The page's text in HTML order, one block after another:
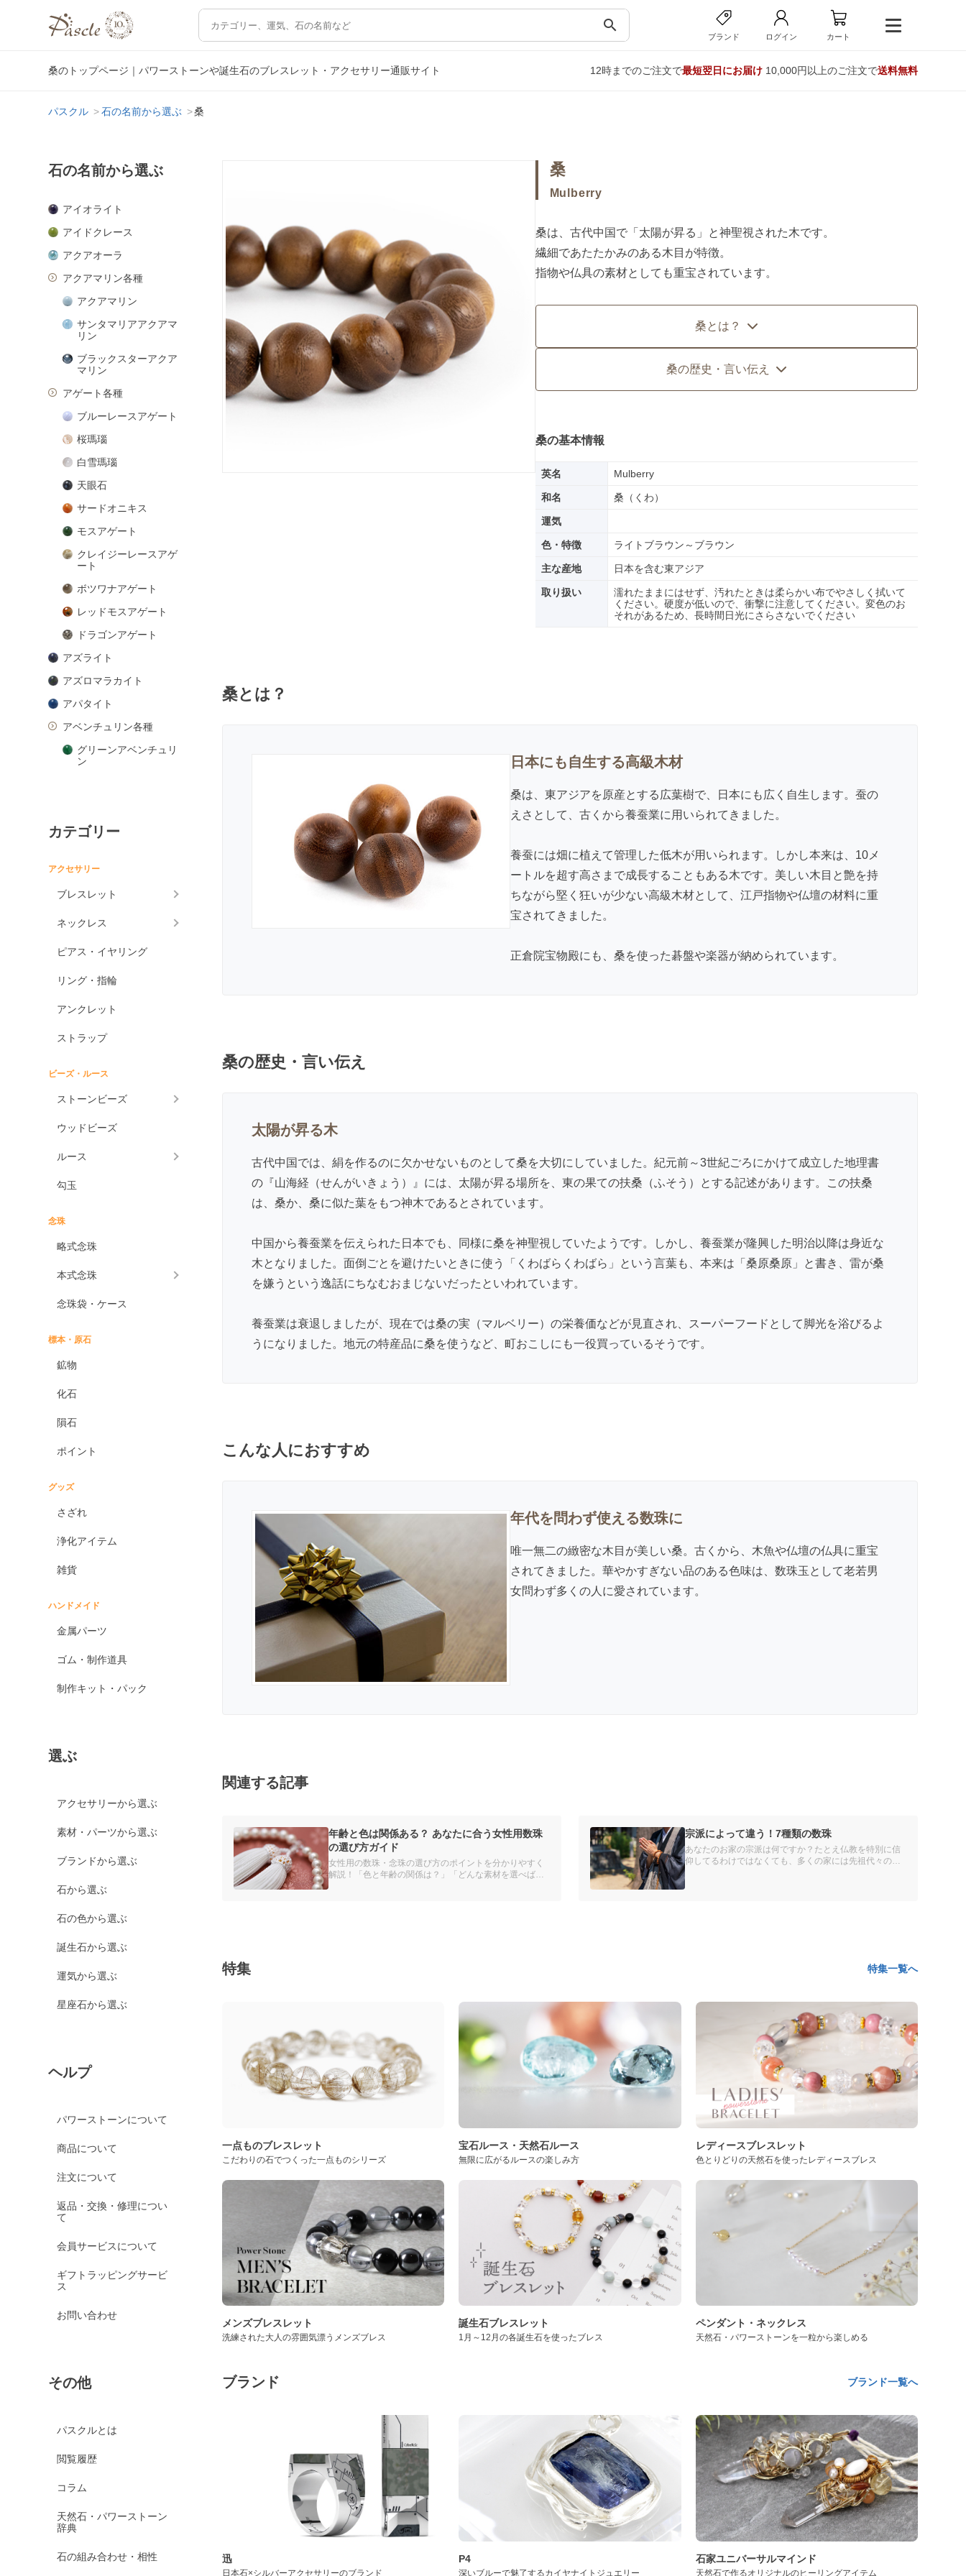
search
ブランド ログイン カート
桑のトップページ｜パワーストーンや誕生石のブレスレット・アクセサリー通販サイト 12時までのご注文で最短翌日にお届け10,000円以上のご注文で送料無料
パスクル 石の名前から選ぶ 桑
石の名前から選ぶ
アイオライト
アイドクレース
アクアオーラ
アクアマリン各種
アクアマリン
サンタマリアアクアマ
リン
ブラックスターアクア
マリン
アゲート各種
ブルーレースアゲート
桜瑪瑙
白雪瑪瑙
天眼石
サードオニキス
モスアゲート
クレイジーレースアゲ
ート
ボツワナアゲート
レッドモスアゲート
ドラゴンアゲート
アズライト
アズロマラカイト
アパタイト
アベンチュリン各種
グリーンアベンチュリ
ン
オレンジアベンチュリ
アマゾナイト
アメジスト各種
グリーンアメジスト
ケープアメジスト
ル
アメトリン
アンモライト
出雲石
一位
イーグルアイ
ヴァーダイト
オニキス各種
ブラックマトリックス
ドラゴンアイ
ン
シディアン
スノーフレークオブシ
マホガニーオブシディ
ピンクカルサイト
イエローカルサイト
オレンジカルサイト
カルセドニー各種
ホワイトカルセドニー
ガーネット
オレンジガーネット
グリーンガーネット
クイーンコンクシェル
ブルークォーツァイト
クリスタル各種
クリスタル（本水晶）
フロスト水晶
カテゴリー
アクセサリー
ブレスレット
ネックレス
ピアス・イヤリング
リング・指輪
アンクレット
ストラップ
ビーズ・ルース
ストーンビーズ
ウッドビーズ
ルース
勾玉
念珠
略式念珠
本式念珠
念珠袋・ケース
標本・原石
鉱物
化石
隕石
ポイント
グッズ
さざれ
浄化アイテム
雑貨
ハンドメイド
金属パーツ
ゴム・制作道具
制作キット・パック
選ぶ
アクセサリーから選ぶ
素材・パーツから選ぶ
ブランドから選ぶ
石から選ぶ
石の色から選ぶ
誕生石から選ぶ
運気から選ぶ
星座石から選ぶ
ヘルプ
パワーストーンについて
商品について
注文について
返品・交換・修理につい
て
会員サービスについて
ギフトラッピングサービ
ス
お問い合わせ
その他
パスクルとは
閲覧履歴
コラム
天然石・パワーストーン
辞典
石の組み合わせ・相性
桑
Mulberry
桑は、古代中国で「太陽が昇る」と神聖視された木です。
繊細であたたかみのある木目が特徴。
指物や仏具の素材としても重宝されています。
桑とは？
桑の歴史・言い伝え
桑の基本情報
英名 Mulberry
和名 桑（くわ）
運気
色・特徴 ライトブラウン～ブラウン
主な産地 日本を含む東アジア
取り扱い
濡れたままにはせず、汚れたときは柔らかい布でやさしく拭いて
ください。硬度が低いので、衝撃に注意してください。変色のお
それがあるため、長時間日光にさらさないでください
桑とは？
日本にも自生する高級木材
桑は、東アジアを原産とする広葉樹で、日本にも広く自生します。蚕の
えさとして、古くから養蚕業に用いられてきました。
養蚕には畑に植えて管理した低木が用いられます。しかし本来は、10メ
ートルを超す高さまで成長することもある木です。美しい木目と艶を持
ちながら堅く狂いが少ない高級木材として、江戸指物や仏壇の材料に重
宝されてきました。
正倉院宝物殿にも、桑を使った碁盤や楽器が納められています。
桑の歴史・言い伝え
太陽が昇る木
古代中国では、絹を作るのに欠かせないものとして桑を大切にしていました。紀元前～3世紀ごろにかけて成立した地理書
の『山海経（せんがいきょう）』には、太陽が昇る場所を、東の果ての扶桑（ふそう）とする記述があります。この扶桑
は、桑か、桑に似た葉をもつ神木であるとされています。
中国から養蚕業を伝えられた日本でも、同様に桑を神聖視していたようです。しかし、養蚕業が隆興した明治以降は身近な
木となりました。面倒ごとを避けたいときに使う「くわばらくわばら」という言葉も、本来は「桑原桑原」と書き、雷が桑
を嫌うという逸話にちなむおまじないだったといわれています。
養蚕業は衰退しましたが、現在では桑の実（マルベリー）の栄養価などが見直され、スーパーフードとして脚光を浴びるよ
うになりました。地元の特産品に桑を使うなど、町おこしにも一役買っているそうです。
こんな人におすすめ
年代を問わず使える数珠に
唯一無二の緻密な木目が美しい桑。古くから、木魚や仏壇の仏具に重宝
されてきました。華やかすぎない品のある色味は、数珠玉として老若男
女問わず多くの人に愛されています。
関連する記事
年齢と色は関係ある？ あなたに合う女性用数珠
の選び方ガイド
女性用の数珠・念珠の選び方のポイントを分かりやすく
解説！「色と年齢の関係は？」「どんな素材を選べばい
宗派によって違う！7種類の数珠
あなたのお家の宗派は何ですか？たとえ仏教を特別に信
仰してるわけではなくても、多くの家には先祖代々の宗
派があります。
特集 特集一覧へ
一点ものブレスレット
こだわりの石でつくった一点ものシリーズ
宝石ルース・天然石ルース
無限に広がるルースの楽しみ方
レディースブレスレット
色とりどりの天然石を使ったレディースブレス
メンズブレスレット
洗練された大人の雰囲気漂うメンズブレス
誕生石ブレスレット
1月～12月の各誕生石を使ったブレス
ペンダント・ネックレス
天然石・パワーストーンを一粒から楽しめる
ブランド ブランド一覧へ
迅
日本石×シルバーアクセサリーのブランド
P4
深いブルーで魅了するカイヤナイトジュエリー
石家ユニバーサルマインド
天然石で作るオリジナルのヒーリングアイテム